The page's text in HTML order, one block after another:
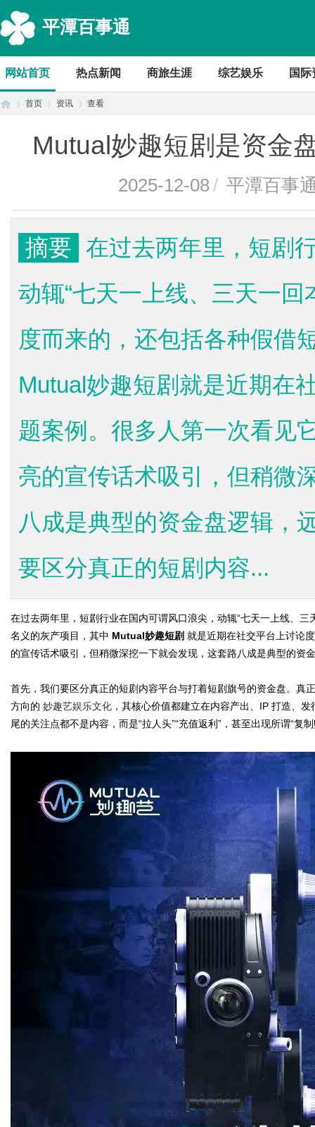
平潭百事通
网站首页 热点新闻 商旅生涯 综艺娱乐 国际
首页 资讯 查看
Mutual妙趣短剧是资金
2025-12-08/ 平潭百事
摘要 在过去两年里，短剧
动辄“七天一上线、三天一
度而来的，还包括各种假借
Mutual妙趣短剧就是近期在
题案例。很多人第一次看见
亮的宣传话术吸引，但稍微
八成是典型的资金盘逻辑，
要区分真正的短剧内容...
在过去两年里，短剧行业在国内可谓风口浪尖，动辄“七天一上线、
名义的灰产项目，其中 Mutual妙趣短剧 就是近期在社交平台上讨论
的宣传话术吸引，但稍微深挖一下就会发现，这套路八成是典型的资
首先，我们要区分真正的短剧内容平台与打着短剧旗号的资金盘。真
方向的 妙趣艺娱乐文化 ，其核心价值都建立在内容产出、IP 打造、
尾的关注点都不是内容，而是“拉人头”“充值返利”，甚至出现所谓“